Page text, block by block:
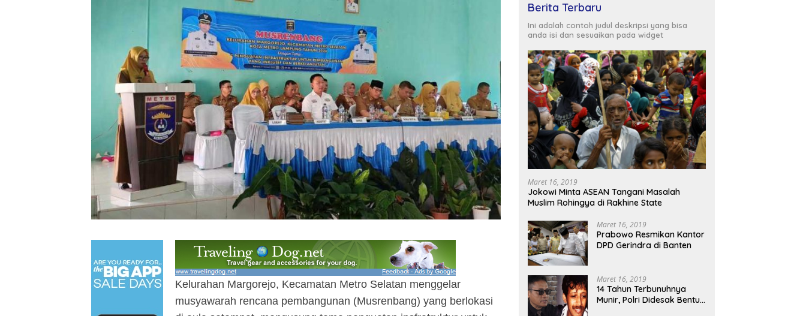
Kelurahan Margorejo, Kecamatan Metro Selatan menggelar
musyawarah rencana pembangunan (Musrenbang) yang berlokasi
Berita Terbaru
Ini adalah contoh judul deskripsi yang bisa
anda isi dan sesuaikan pada widget
Maret 16, 2019
Jokowi Minta ASEAN Tangani Masalah
Muslim Rohingya di Rakhine State
Maret 16, 2019
Prabowo Resmikan Kantor
DPD Gerindra di Banten
Maret 16, 2019
14 Tahun Terbunuhnya
Munir, Polri Didesak Bentuk